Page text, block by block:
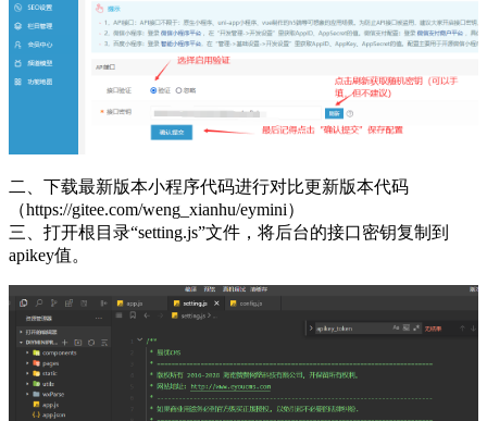
二、下载最新版本小程序代码进行对比更新版本代码
（https://gitee.com/weng_xianhu/eymini）
三、打开根目录“setting.js”文件，将后台的接口密钥复制到
apikey值。